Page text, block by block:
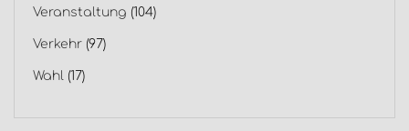
Veranstaltung (104)
Verkehr (97)
Wahl (17)